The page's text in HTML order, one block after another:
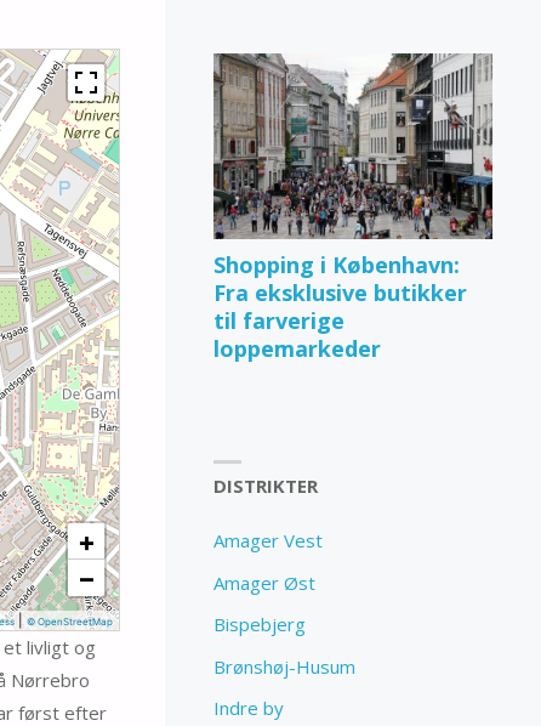
+
−
| © OpenStreetMap
livligt og
Nørrebro
først efter
Shopping i København:
Fra eksklusive butikker
til farverige
loppemarkeder
DISTRIKTER
Amager Vest
Amager Øst
Bispebjerg
Brønshøj-Husum
Indre by